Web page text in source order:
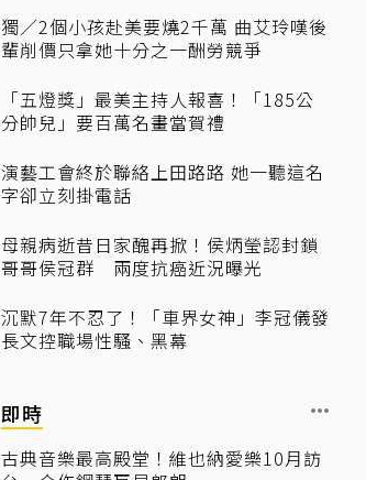
獨／2個小孩赴美要燒2千萬 曲艾玲嘆後
輩削價只拿她十分之一酬勞競爭
「五燈獎」最美主持人報喜！「185公
分帥兒」要百萬名畫當賀禮
演藝工會終於聯絡上田路路 她一聽這名
字卻立刻掛電話
母親病逝昔日家醜再掀！侯炳瑩認封鎖
哥哥侯冠群 兩度抗癌近況曝光
沉默7年不忍了！「車界女神」李冠儀發
長文控職場性騷、黑幕
即時
古典音樂最高殿堂！維也納愛樂10月訪